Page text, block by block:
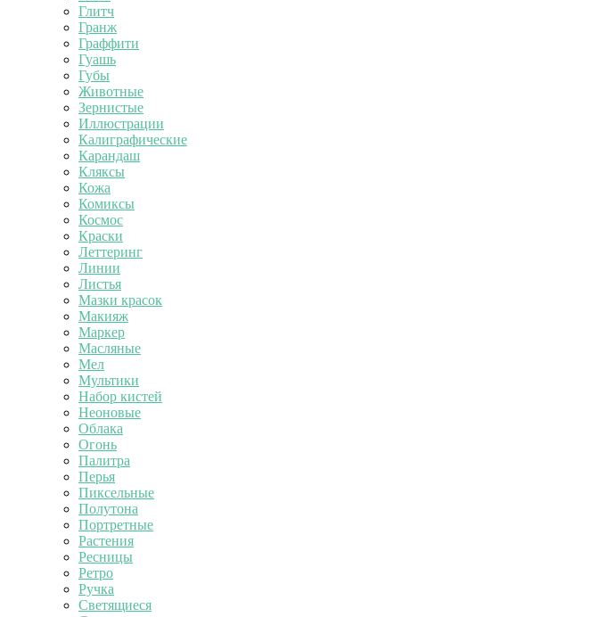
Глитч
Гранж
Граффити
Гуашь
Губы
Животные
Зернистые
Иллюстрации
Калиграфические
Карандаш
Кляксы
Кожа
Комиксы
Космос
Краски
Леттеринг
Линии
Листья
Мазки красок
Макияж
Маркер
Масляные
Мел
Мультики
Набор кистей
Неоновые
Облака
Огонь
Палитра
Перья
Пиксельные
Полутона
Портретные
Растения
Ресницы
Ретро
Ручка
Светящиеся